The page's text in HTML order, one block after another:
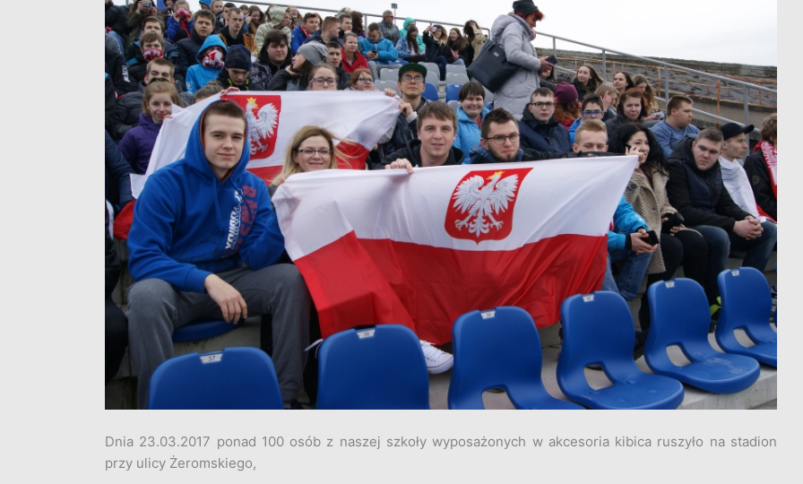
Dnia 23.03.2017 ponad 100 osób z naszej szkoły wyposażonych w akcesoria kibica ruszyło na stadion
przy ulicy Żeromskiego,